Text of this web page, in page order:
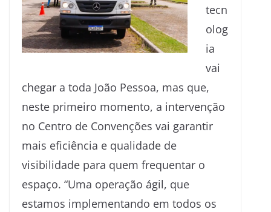
tecn
olog
ia
vai
chegar a toda João Pessoa, mas que,
neste primeiro momento, a intervenção
no Centro de Convenções vai garantir
mais eficiência e qualidade de
visibilidade para quem frequentar o
espaço. “Uma operação ágil, que
estamos implementando em todos os